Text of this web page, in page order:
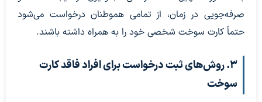
صرفه‌جویی در زمان، از تمامی هموطنان درخواست می‌شود
حتماً کارت سوخت شخصی خود را به همراه داشته باشند.
۳. روش‌های ثبت درخواست برای افراد فاقد کارت
سوخت